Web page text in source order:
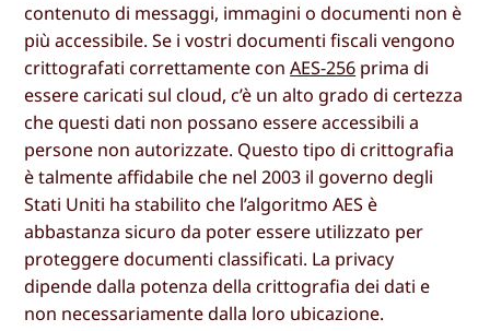
contenuto di messaggi, immagini o documenti non è
più accessibile. Se i vostri documenti fiscali vengono
crittografati correttamente conAES-256 prima di
essere caricati sul cloud, c’è un alto grado di certezza
che questi dati non possano essere accessibili a
persone non autorizzate. Questo tipo di crittografia
è talmente affidabile che nel 2003 il governo degli
Stati Uniti ha stabilito che l’algoritmo AES è
abbastanza sicuro da poter essere utilizzato per
proteggere documenti classificati. La privacy
dipende dalla potenza della crittografia dei dati e
non necessariamente dalla loro ubicazione.